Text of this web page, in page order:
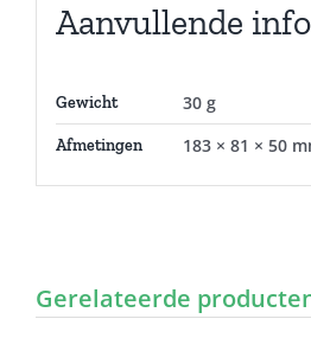
Aanvullende
Gewicht 30 g
Afmetingen 183 × 81 × 50
Gerelateerde